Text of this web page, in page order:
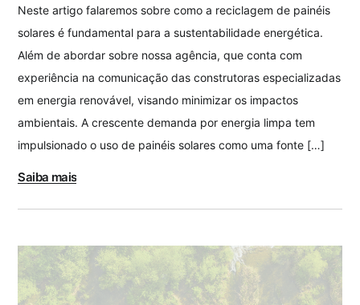
Neste artigo falaremos sobre como a reciclagem de painéis
solares é fundamental para a sustentabilidade energética.
Além de abordar sobre nossa agência, que conta com
experiência na comunicação das construtoras especializadas
em energia renovável, visando minimizar os impactos
ambientais. A crescente demanda por energia limpa tem
impulsionado o uso de painéis solares como uma fonte […]
Saiba mais